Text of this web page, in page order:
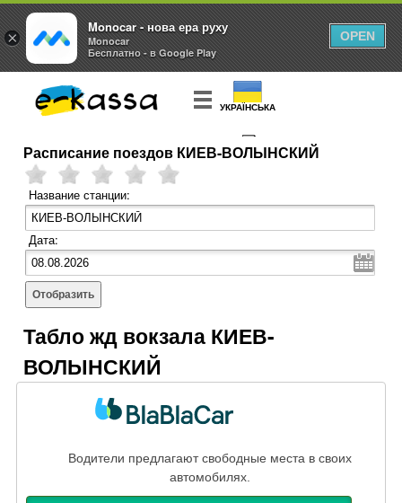
УКРАЇНСЬКА
КУПИТЬБИЛЕТ
Расписание поездов КИЕВ-ВОЛЫНСКИЙ
Название станции:
Дата:
Отобразить
Табло жд вокзала КИЕВ-
ВОЛЫНСКИЙ
Водители предлагают свободные места в своих
автомобилях.
×
Monocar - нова ера руху
Monocar
Бесплатно - в Google Play
OPEN